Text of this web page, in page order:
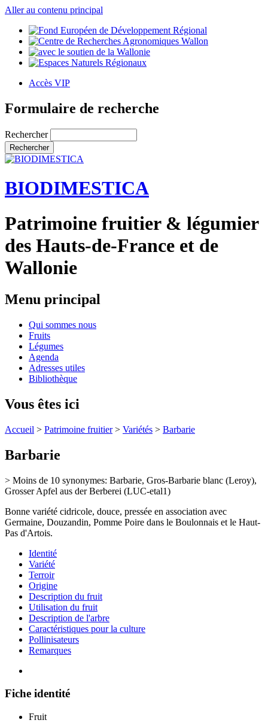
Aller au contenu principal
Accès VIP
Formulaire de recherche
Rechercher
BIODIMESTICA
Patrimoine fruitier & légumier
des Hauts-de-France et de
Wallonie
Menu principal
Qui sommes nous
Fruits
Légumes
Agenda
Adresses utiles
Bibliothèque
Vous êtes ici
Accueil > Patrimoine fruitier > Variétés > Barbarie
Barbarie
> Moins de 10 synonymes: Barbarie, Gros-Barbarie blanc (Leroy),
Grosser Apfel aus der Berberei (LUC-etal1)
Bonne variété cidricole, douce, pressée en association avec
Germaine, Douzandin, Pomme Poire dans le Boulonnais et le Haut-
Pas d'Artois.
Identité
Variété
Terroir
Origine
Description du fruit
Utilisation du fruit
Description de l'arbre
Caractéristiques pour la culture
Pollinisateurs
Remarques
Fiche identité
Fruit